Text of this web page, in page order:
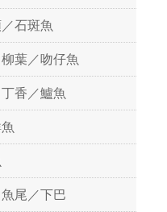
石斑魚
葉／吻仔魚
香／鱸魚
尾／下巴